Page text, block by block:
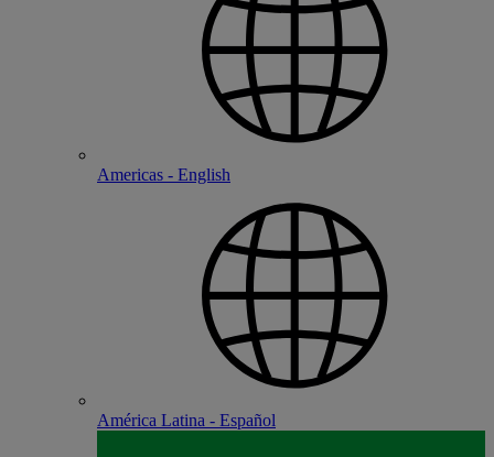
Americas - English
América Latina - Español